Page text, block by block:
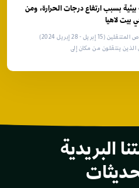
بسبب ارتفاع درجات الحرارة، ومن
بيت لاهيا
الأحداث والتطورات الخاصة بالأشخاص المتنقلين (15 إبريل - 28 إبريل 2024)
ينتقلون من مكان إلى
البريدية